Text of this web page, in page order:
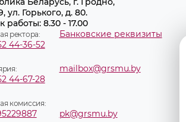
ул. Горького, д. 80.
работы: 8.30 - 17.00
ректора:
44-36-52
Банковские реквизиты
44-67-28
mailbox@grsmu.by
комиссия:
pk@grsmu.by